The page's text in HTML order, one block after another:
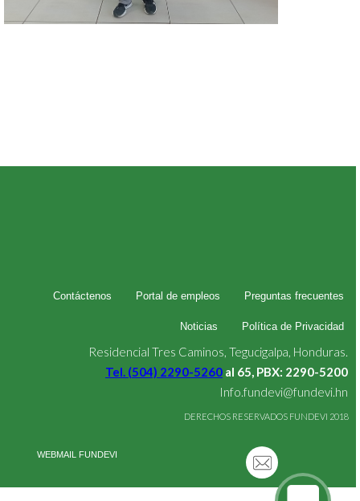
Contáctenos Portal de empleos Preguntas frecuentes
Noticias Política de Privacidad
Residencial Tres Caminos, Tegucigalpa, Honduras.
Tel. (504) 2290-5260 al 65, PBX: 2290-5200
Info.fundevi@fundevi.hn
DERECHOS RESERVADOS FUNDEVI 2018
WEBMAIL FUNDEVI